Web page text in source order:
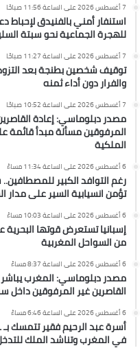
7 أغسطس 2026 على الساعة 11:56 صباحًا
استنفار أمني بالفنيدق لإحباط
للهجرة الجماعية نحو سبتة
7 أغسطس 2026 على الساعة 11:27 صباحًا
توقيف شخصين بطنجة بعد
والفرار دون أداء ثمنه
7 أغسطس 2026 على الساعة 10:52 صباحًا
مصدر دبلوماسي: إعادة
المرفوقين مسألة مبدأ قائمة
الملكية
6 أغسطس 2026 على الساعة 11:34 مساءً
رغم التوافد الكبير
تؤمن انسيابية السير على مدار
6 أغسطس 2026 على الساعة 10:03 مساءً
إسبانيا تستعرض قوتها
من السواحل المغربية
6 أغسطس 2026 على الساعة 8:37 مساءً
مصدر دبلوماسي: المغرب
القاصرين غير المرفوقين داخل
6 أغسطس 2026 على الساعة 6:46 مساءً
أسرة عبد الرحيم فقير تتمسك بـ
في المغرب وتناشد الملك